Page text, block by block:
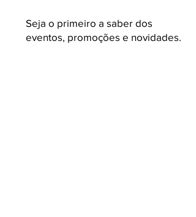
Seja o primeiro a saber dos
eventos, promoções e novidades.